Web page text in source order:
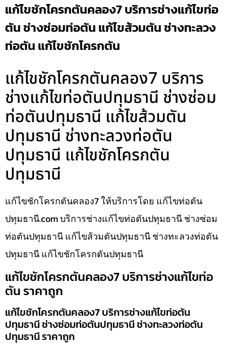
แก้ไขชักโครกตันคลอง7 บริการช่างแก้ไขท่อ
ตัน ช่างซ่อมท่อตัน แก้ไขส้วมตัน ช่างทะลวง
ท่อตัน แก้ไขชักโครกตัน
แก้ไขชักโครกตันคลอง7 บริการ
ช่างแก้ไขท่อตันปทุมธานี ช่างซ่อม
ท่อตันปทุมธานี แก้ไขส้วมตัน
ปทุมธานี ช่างทะลวงท่อตัน
ปทุมธานี แก้ไขชักโครกตัน
ปทุมธานี
แก้ไขชักโครกตันคลอง7 ให้บริการโดย แก้ไขท่อตัน
ปทุมธานี.com บริการช่างแก้ไขท่อตันปทุมธานี ช่างซ่อม
ท่อตันปทุมธานี แก้ไขส้วมตันปทุมธานี ช่างทะลวงท่อตัน
ปทุมธานี แก้ไขชักโครกตันปทุมธานี
แก้ไขชักโครกตันคลอง7 บริการช่างแก้ไขท่อ
ตัน ราคาถูก
แก้ไขชักโครกตันคลอง7 บริการช่างแก้ไขท่อตัน
ปทุมธานี ช่างซ่อมท่อตันปทุมธานี ช่างทะลวงท่อตัน
ปทุมธานี ราคาถูก